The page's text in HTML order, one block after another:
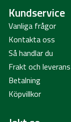
Kundservice
Vanliga frågor
Kontakta oss
Så handlar du
Frakt och leverans
Betalning
Köpvillkor